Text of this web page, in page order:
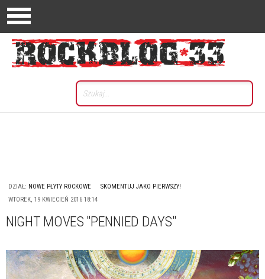
DZIAŁ: NOWE PŁYTY ROCKOWE
SKOMENTUJ JAKO PIERWSZY!
WTOREK, 19 KWIECIEŃ 2016 18:14
NIGHT MOVES "PENNIED DAYS"